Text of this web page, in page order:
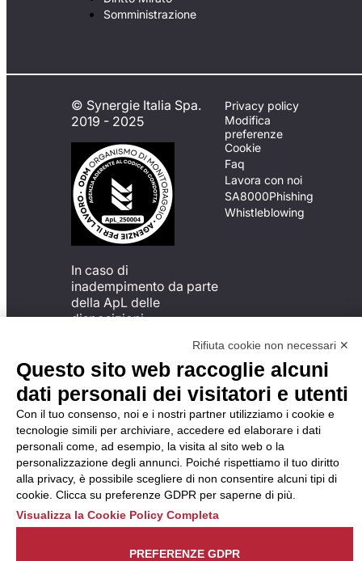
Somministrazione
© Synergie Italia Spa.
2019 - 2025
In caso di
inadempimento da parte
della ApL delle
disposizioni
possibile presentare un
reclamo
all’Organismo di
Monitoraggio utilizzando
una delle modalità
descritte al seguente
indirizzo web
https://odm-
agenzielavoro.it/reclami/.
Privacy policy
Modifica
preferenze
Cookie
Faq
Lavora con noi
SA8000Phishing
Whistleblowing
Rifiuta cookie non necessari ✕
Questo sito web raccoglie alcuni
dati personali dei visitatori e utenti
Con il tuo consenso, noi e i nostri partner utilizziamo i cookie e
tecnologie simili per archiviare, accedere ed elaborare i dati
personali come, ad esempio, la visita al sito web o la
personalizzazione degli annunci. Poiché rispettiamo il tuo diritto
alla privacy, è possibile scegliere di non consentire alcuni tipi di
cookie. Clicca su preferenze GDPR per saperne di più.
Visualizza la Cookie Policy Completa
PREFERENZE GDPR